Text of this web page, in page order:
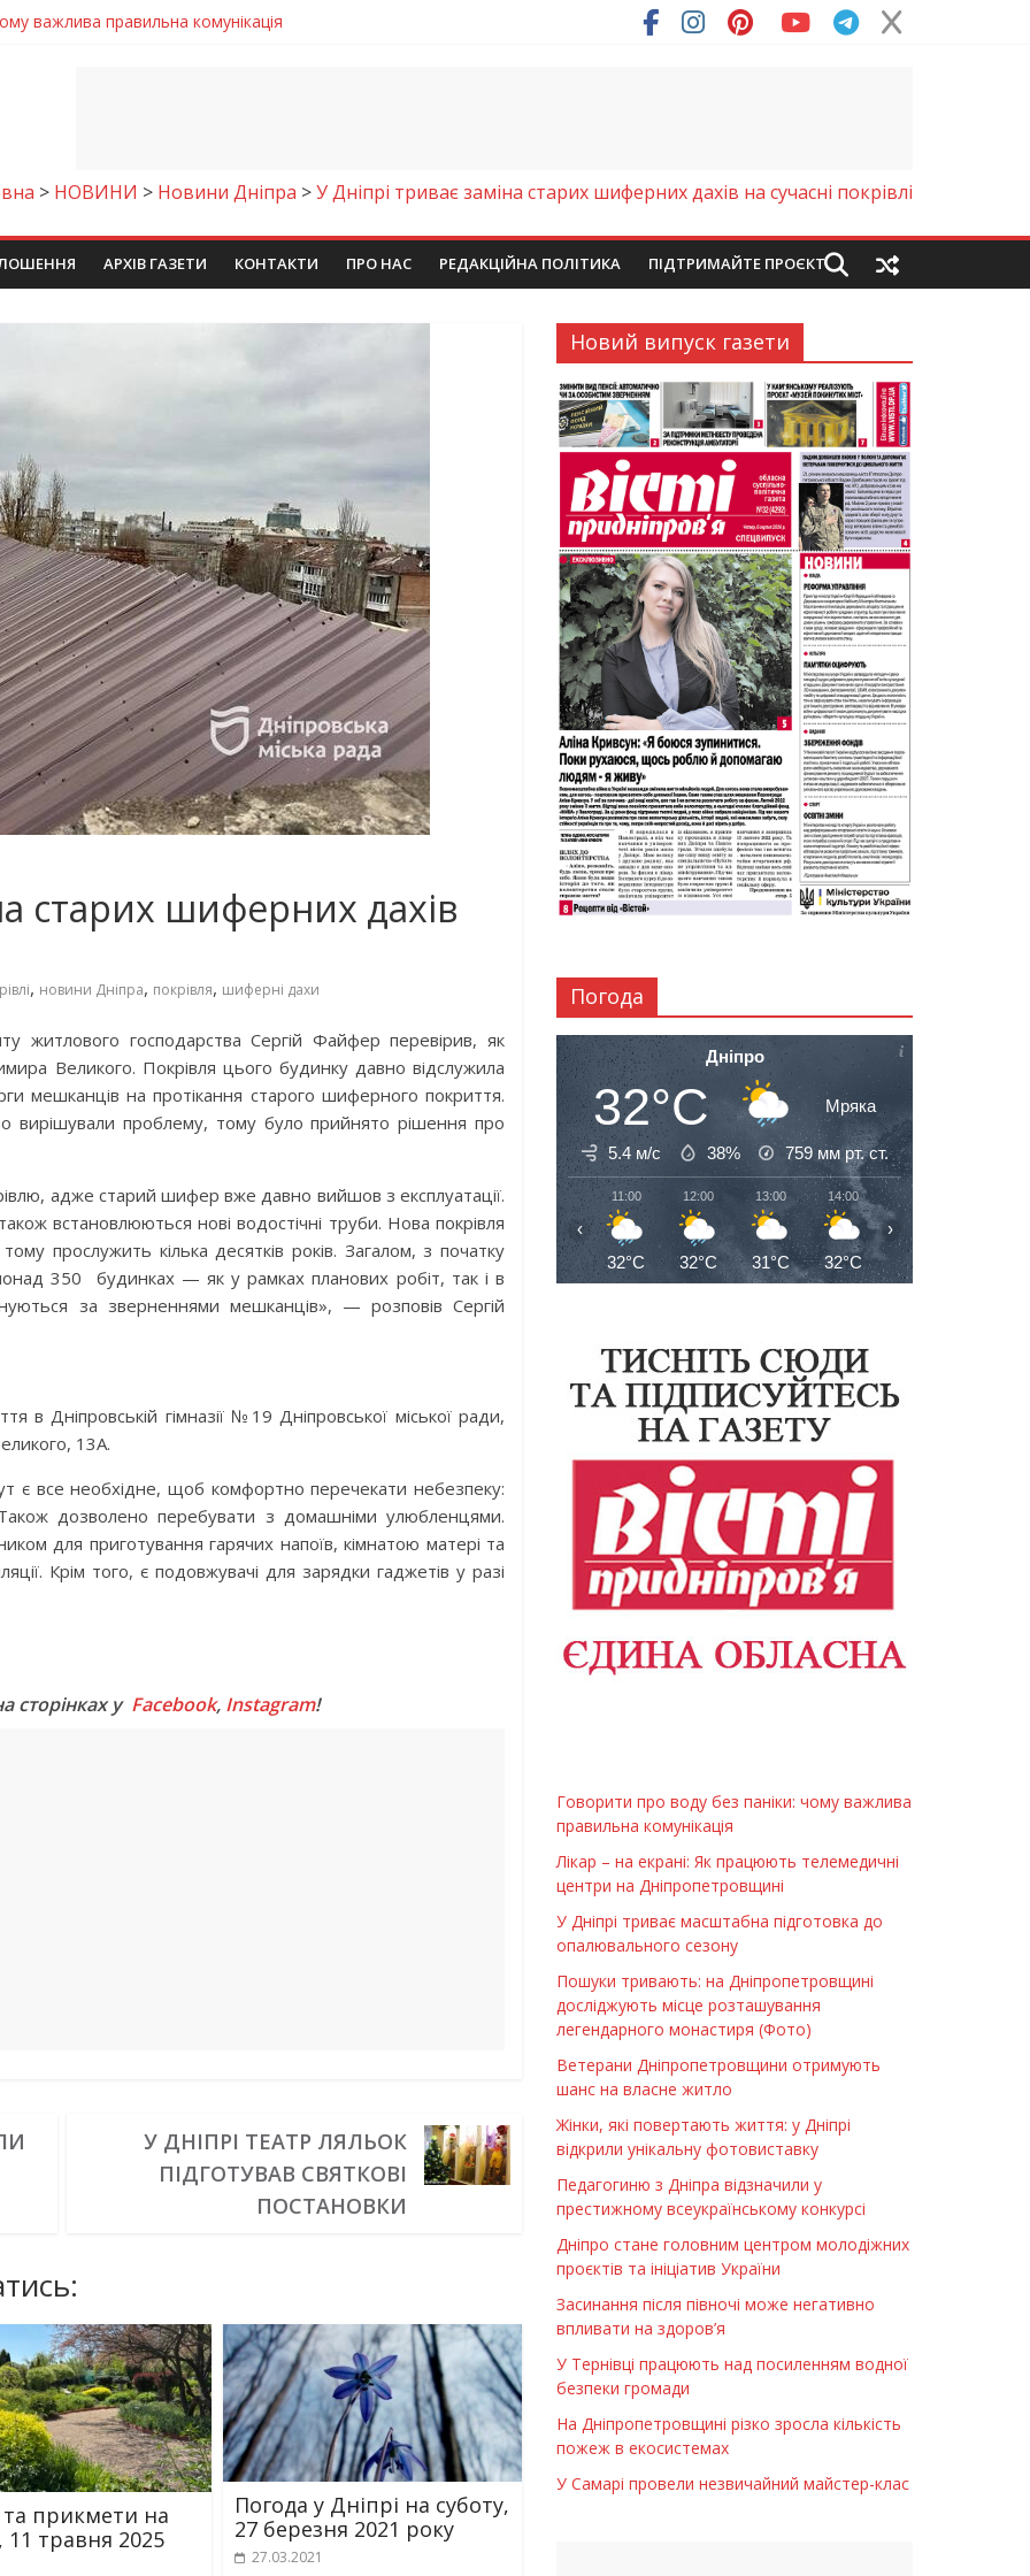
центри на Дніпропетровщині
досліджують місце розташування легендарного монастиря (Фото)
шанс на власне житло
важлива правильна комунікація
> НОВИНИ > Новини Дніпра >У Дніпрі триває заміна старих шиферних дахів на сучасні покрівлі
АРХІВ ГАЗЕТИ КОНТАКТИ ПРО НАС РЕДАКЦІЙНА ПОЛІТИКА ПІДТРИМАЙТЕ ПРОЄКТ
старих шиферних дахів
, новини Дніпра, покрівля, шиферні дахи
житлового господарства Сергій Файфер перевірив, як
Великого. Покрівля цього будинку давно відслужила
мешканців на протікання старого шиферного покриття.
вирішували проблему, тому було прийнято рішення про
адже старий шифер вже давно вийшов з експлуатації.
встановлюються нові водостічні труби. Нова покрівля
прослужить кілька десятків років. Загалом, з початку
350 будинках — як у рамках планових робіт, так і в
за зверненнями мешканців», — розповів Сергій
в Дніпровській гімназії №19 Дніпровської міської ради,
13А.
є все необхідне, щоб комфортно перечекати небезпеку:
дозволено перебувати з домашніми улюбленцями.
для приготування гарячих напоїв, кімнатою матері та
Крім того, є подовжувачі для зарядки гаджетів у разі
сторінках у Facebook, Instagram!
У ДНІПРІ ТЕАТР ЛЯЛЬОК
ПІДГОТУВАВ СВЯТКОВІ
ПОСТАНОВКИ
та прикмети на
11 травня 2025
Погода у Дніпрі на суботу,
27 березня 2021 року
27.03.2021
Новий випуск газети
Погода
Дніпро
32°C Мряка
5.4 м/с 38% 759 мм рт. ст.
11:00
32°C
12:00
32°C
13:00
31°C
14:00
32°C
15:00
32°C
‹ ›
Говорити про воду без паніки: чому важлива
правильна комунікація
Лікар – на екрані: Як працюють телемедичні
центри на Дніпропетровщині
У Дніпрі триває масштабна підготовка до
опалювального сезону
Пошуки тривають: на Дніпропетровщині
досліджують місце розташування
легендарного монастиря (Фото)
Ветерани Дніпропетровщини отримують
шанс на власне житло
Жінки, які повертають життя: у Дніпрі
відкрили унікальну фотовиставку
Педагогиню з Дніпра відзначили у
престижному всеукраїнському конкурсі
Дніпро стане головним центром молодіжних
проєктів та ініціатив України
Засинання після півночі може негативно
впливати на здоров’я
У Тернівці працюють над посиленням водної
безпеки громади
На Дніпропетровщині різко зросла кількість
пожеж в екосистемах
У Самарі провели незвичайний майстер-клас